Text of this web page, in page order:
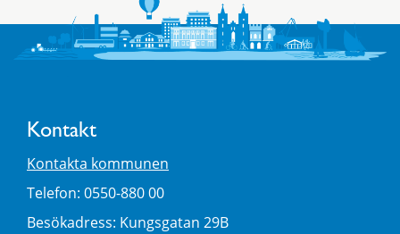
Kontakt
Kontakta kommunen
Telefon: 0550-880 00
Besökadress: Kungsgatan 29B